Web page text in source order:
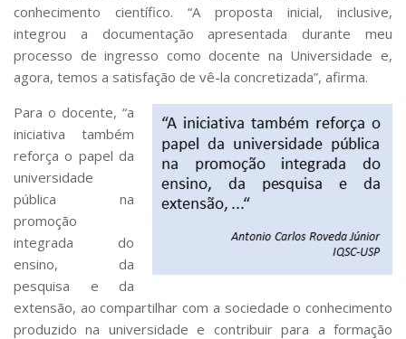
conhecimento científico. “A proposta inicial, inclusive,
integrou a documentação apresentada durante meu
processo de ingresso como docente na Universidade e,
agora, temos a satisfação de vê-la concretizada”, afirma.
Para o docente, “a
iniciativa também
reforça o papel da
universidade
pública na
promoção
integrada do
ensino, da
pesquisa e da
extensão, ao compartilhar com a sociedade o conhecimento
produzido na universidade e contribuir para a formação